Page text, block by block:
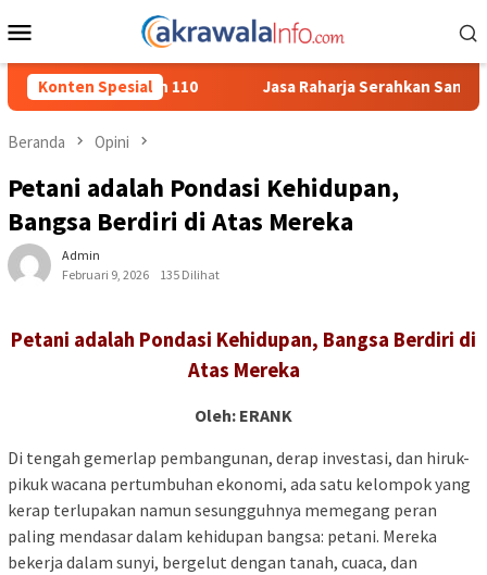
ke
Mobile
Konten SpesialJasa Raharja Serahkan Santunan kepada Ahli
Beranda Opini
Petani adalah Pondasi Kehidupan,
Bangsa Berdiri di Atas Mereka
Admin
Februari 9, 2026
135 Dilihat
Petani adalah Pondasi Kehidupan, Bangsa Berdiri di
Atas Mereka
Oleh: ERANK
Di tengah gemerlap pembangunan, derap investasi, dan hiruk-
pikuk wacana pertumbuhan ekonomi, ada satu kelompok yang
kerap terlupakan namun sesungguhnya memegang peran
paling mendasar dalam kehidupan bangsa: petani. Mereka
bekerja dalam sunyi, bergelut dengan tanah, cuaca, dan